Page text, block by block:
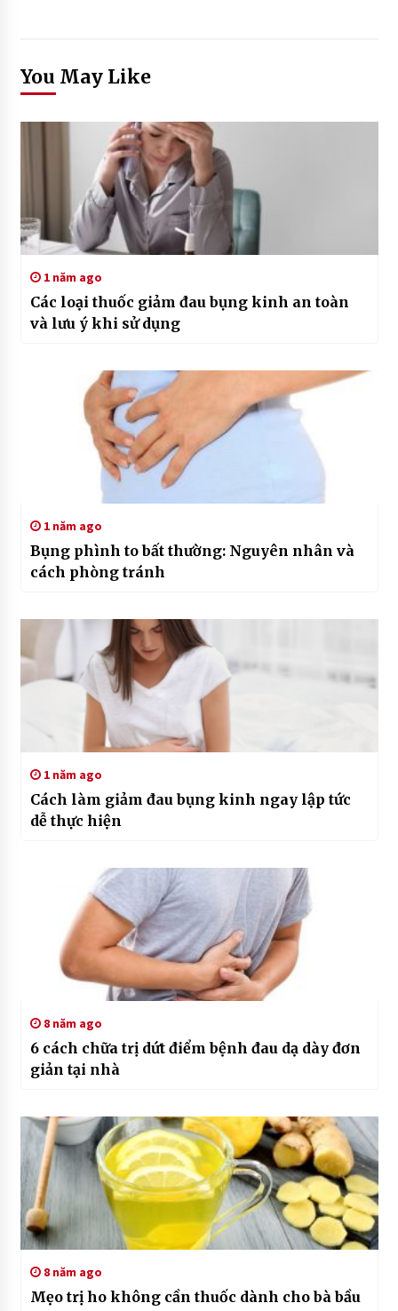
You May Like
1 năm ago
Các loại thuốc giảm đau bụng kinh an toàn
và lưu ý khi sử dụng
1 năm ago
Bụng phình to bất thường: Nguyên nhân và
cách phòng tránh
1 năm ago
Cách làm giảm đau bụng kinh ngay lập tức
dễ thực hiện
8 năm ago
6 cách chữa trị dứt điểm bệnh đau dạ dày đơn
giản tại nhà
8 năm ago
Mẹo trị ho không cần thuốc dành cho bà bầu